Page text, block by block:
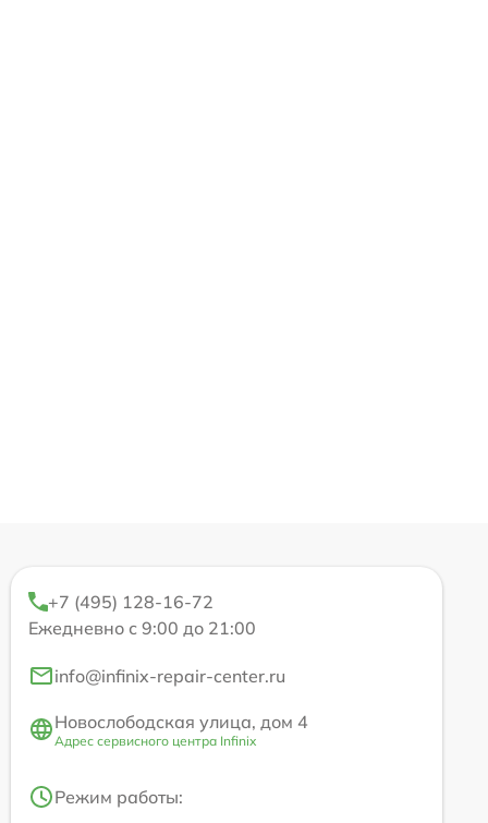
+7 (495) 128-16-72
Ежедневно с 9:00 до 21:00
info@infinix-repair-center.ru
Новослободская улица, дом 4
Адрес сервисного центра Infinix
Режим работы: